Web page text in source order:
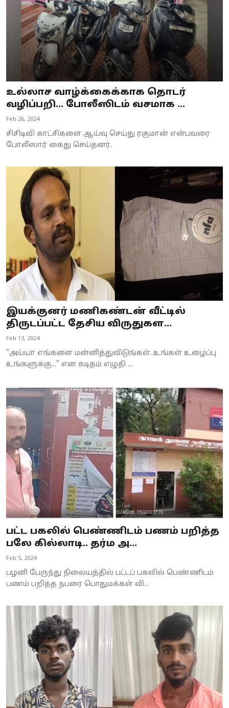
உல்லாச வாழ்க்கைக்காக தொடர்
வழிப்பறி... போலீஸிடம் வசமாக ...
Feb 26, 2024
சிசிடிவி காட்சிகளை ஆய்வு செய்து ரகுமான் என்பவரை
போலீஸார் கைது செய்தனர்.
இயக்குனர் மணிகண்டன் வீட்டில்
திருடப்பட்ட தேசிய விருதுகள...
Feb 13, 2024
"அய்யா எங்களை மன்னித்துவிடுங்கள்..உங்கள் உழைப்பு
உங்களுக்கு..." என கடிதம் எழுதி ...
பட்ட பகலில் பெண்ணிடம் பணம் பறித்த
பலே கில்லாடி.. தர்ம அ...
Feb 5, 2024
பழனி பேருந்து நிலையத்தில் பட்டப் பகலில் பெண்ணிடம்
பணம் பறித்த நபரை பொதுமக்கள் வி...